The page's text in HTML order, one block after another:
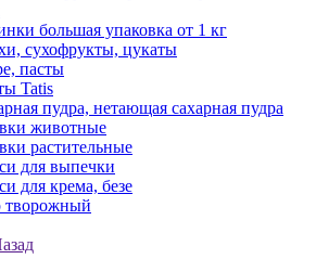
большая упаковка от 1 кг
сухофрукты, цукаты
пасты
Tatis
пудра, нетающая сахарная пудра
животные
растительные
для выпечки
для крема, безе